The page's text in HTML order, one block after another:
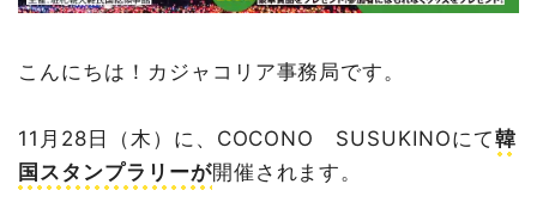
こんにちは！カジャコリア事務局です。
11月28日（木）に、COCONO SUSUKINOにて韓
国スタンプラリーが開催されます。